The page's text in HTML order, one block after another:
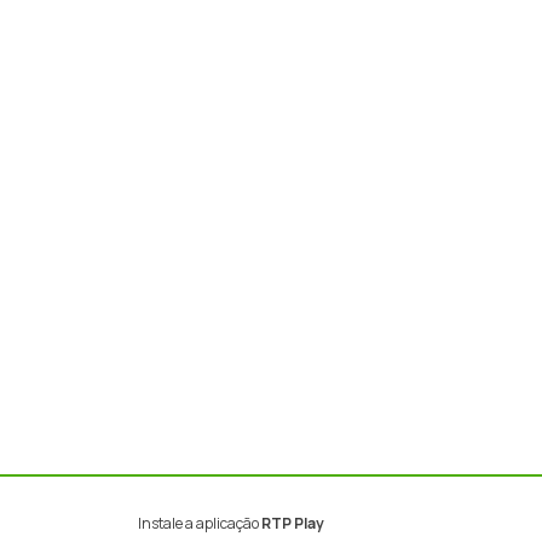
Instale a aplicaçãoRTP Play